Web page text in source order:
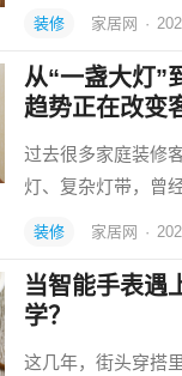
装修 家居网 ·
从“一盏大灯”
趋势正在改变
过去很多家庭装修
灯、复杂灯带，曾
装修 家居网 ·
当智能手表遇
学？
这几年，街头穿搭